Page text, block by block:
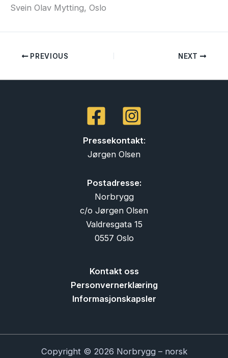
Svein Olav Mytting, Oslo
PREVIOUS NEXT
Pressekontakt:
Jørgen Olsen
Postadresse:
Norbrygg
c/o Jørgen Olsen
Valdresgata 15
0557 Oslo
Kontakt oss
Personvernerklæring
Informasjonskapsler
Copyright © 2026 Norbrygg – norsk